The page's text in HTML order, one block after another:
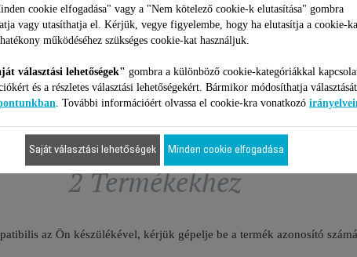
1 270 Ft 8 930 Ft
2 Termékekhez
az Ön készülékével, kérjük gépelje be a termék azonosító
cookie elfogadása" vagy a "Nem kötelező cookie-k elutasítása" gombra
vagy utasíthatja el. Kérjük, vegye figyelembe, hogy ha elutasítja a cookie-
működéséhez szükséges cookie-kat használjuk.
választási lehetőségek" gombra a különböző cookie-kategóriákkal
és a részletes választási lehetőségekért. Bármikor módosíthatja választását
. További információért olvassa el cookie-kra vonatkozó
Saját választási lehetőségek Minden cookie elfogadása